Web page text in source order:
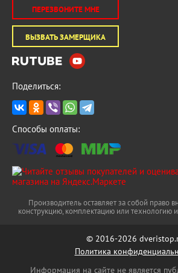
ПЕРЕЗВОНИТЕ МНЕ
ВЫЗВАТЬ ЗАМЕРЩИКА
Поделиться:
Способы оплаты:
Производитель оставляет за собой право
конструкцию, комплектацию или технологию
© 2016-2026
Политика
Информация на сайте не является